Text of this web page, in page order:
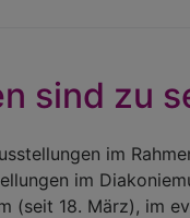
sind zu
im
im
(seit 18. März), im